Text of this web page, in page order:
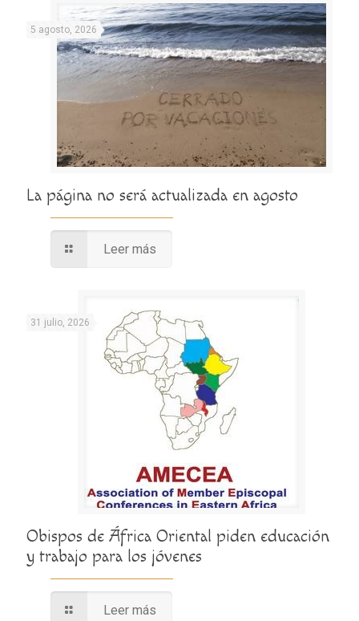
5 agosto, 2026
La página no será actualizada en agosto
Leer más
31 julio, 2026
Obispos de África Oriental piden educación
y trabajo para los jóvenes
Leer más